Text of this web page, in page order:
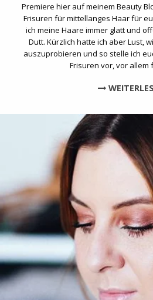
Premiere hier auf meinem Beauty
Frisuren für mittellanges Haar für
ich meine Haare immer glatt und
Dutt. Kürzlich hatte ich aber Lust,
auszuprobieren und so stelle ich
Frisuren vor, vor